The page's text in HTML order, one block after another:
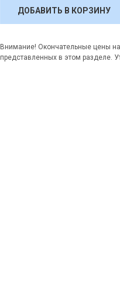
ДОБАВИТЬ В КОРЗИНУ
Внимание! Окончательные цены на
представленных в этом разделе.